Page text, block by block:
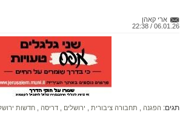
ארי קאהן
06.01.26 / 22:38
תגים: הפגנה תחבורה ציבורית ירושלים דריסה חדשות